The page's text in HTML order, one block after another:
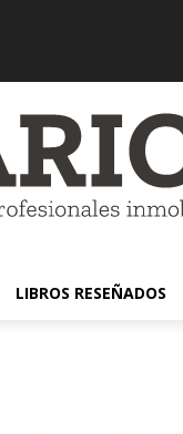
LIBROS RESEÑADOS